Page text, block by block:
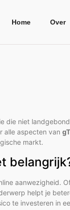
Home Over
die niet
alle aspecten van
markt.
aanwezigheid.
helpt je
te investeren in